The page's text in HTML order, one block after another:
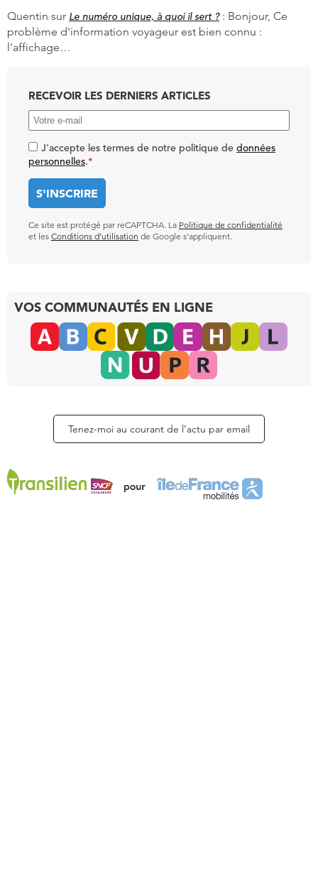
Quentin sur Le numéro unique, à quoi il sert ?: Bonjour, Ce
problème d'information voyageur est bien connu :
l'affichage…
RECEVOIR LES DERNIERS ARTICLES
J'accepte les termes de notre politique de données
personnelles.*
Ce site est protégé par reCAPTCHA. La Politique de confidentialité
et les Conditions d’utilisation de Google s’appliquent.
VOS COMMUNAUTÉS EN LIGNE
Tenez-moi au courant de l’actu par email